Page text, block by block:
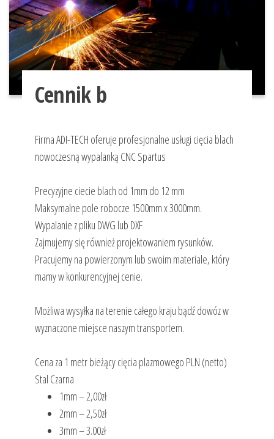
Cennik b
Firma ADI-TECH oferuje profesjonalne usługi cięcia blach
nowoczesną wypalanką CNC Spartus
Precyzyjne ciecie blach od 1mm do 12 mm
Maksymalne pole robocze 1500mm x 3000mm.
Wypalanie z pliku DWG lub DXF
Zajmujemy się również projektowaniem rysunków.
Pracujemy na powierzonym lub swoim materiale, który
mamy w konkurencyjnej cenie.
Możliwa wysyłka na terenie całego kraju bądź dowóz w
wyznaczone miejsce naszym transportem.
Cena za 1 metr bieżący cięcia plazmowego PLN (netto)
Stal Czarna
1mm – 2,00zł
2mm – 2,50zł
3mm – 3.00zł